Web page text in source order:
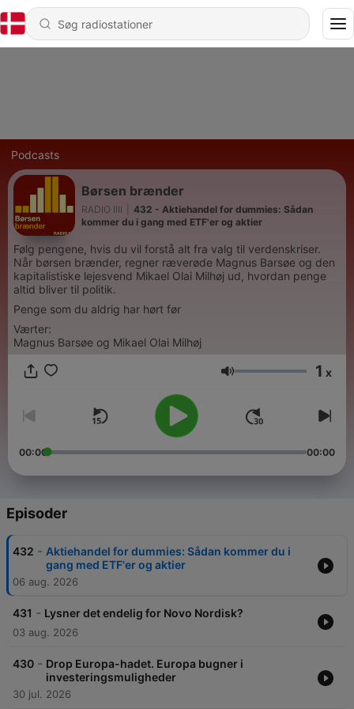
Podcasts
Børsen brænder
RADIO IIII
432 - Aktiehandel for dummies: Sådan
kommer du i gang med ETF'er og aktier
Følg pengene, hvis du vil forstå alt fra valg til verdenskriser.
Når børsen brænder, regner ræverøde Magnus Barsøe og den
kapitalistiske lejesvend Mikael Olai Milhøj ud, hvordan penge
altid bliver til politik.
Penge som du aldrig har hørt før
Værter:
Magnus Barsøe og Mikael Olai Milhøj
Lydstyrke 1 x
00:00 00:00
Episoder
432 - Aktiehandel for dummies: Sådan kommer du i
gang med ETF'er og aktier
06 aug. 2026
431 - Lysner det endelig for Novo Nordisk?
03 aug. 2026
430 - Drop Europa-hadet. Europa bugner i
investeringsmuligheder
30 jul. 2026